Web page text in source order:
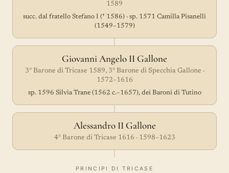
1589
succ. dal fratello Stefano I († 1586) · sp. 1571 Camilla Pisanelli
(1549–1579)
Giovanni Angelo II Gallone
3° Barone di Tricase 1589, 3° Barone di Specchia Gallone ·
1572–1616
sp. 1596 Silvia Trane (1562 c.–1657), dei Baroni di Tutino
Alessandro II Gallone
4° Barone di Tricase 1616 · 1598–1623
PRINCIPI DI TRICASE